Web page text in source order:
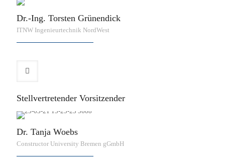
Dr.-Ing. Torsten Grünendick
ITNW Ingenieurtechnik NordWest
Stellvertretender Vorsitzender
Dr. Tanja Woebs
Constructor University Bremen gGmbH